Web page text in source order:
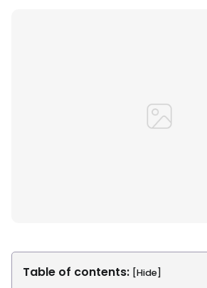
Table of contents: [Hide]